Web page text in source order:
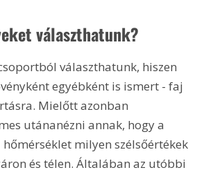
választhatunk?
választhatunk, hiszen
egyébként is ismert - faj
Mielőtt azonban
utánanézni annak, hogy a
milyen szélsőértékek
és télen. Általában az utóbbi